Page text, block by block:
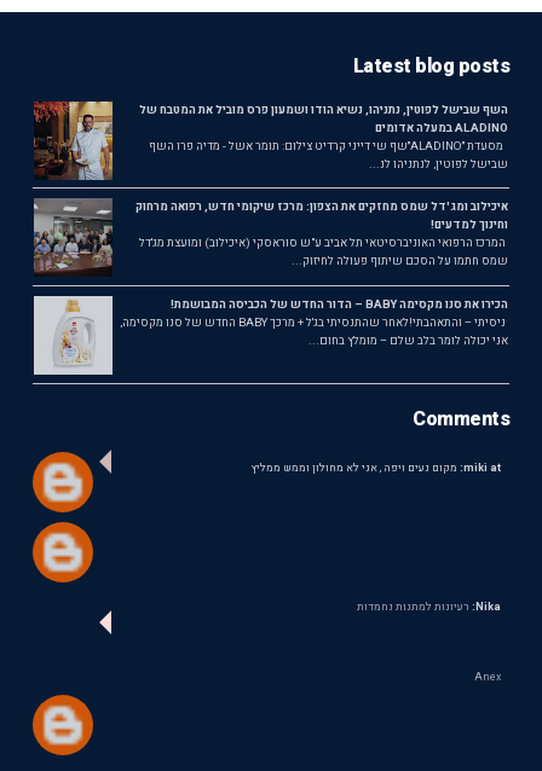
Latest blog posts
השף שבישל לפוטין, נתניהו, נשיא הודו ושמעון פרס מוביל את המטבח של
ALADINO במעלה אדומים
מסעדת ״ALADINO״שף שי דייני קרדיט צילום: תומר אשל - מדיה פרו השף
שבישל לפוטין, לנתניהו לנ...
איכילוב ומג'דל שמס מחזקים את הצפון: מרכז שיקומי חדש, רפואה מרחוק
וחינוך למדעים!
המרכז הרפואי האוניברסיטאי תל אביב ע"ש סוראסקי (איכילוב) ומועצת מג'דל
שמס חתמו על הסכם שיתוף פעולה לחיזוק...
הכירו את סנו מקסימה BABY – הדור החדש של הכביסה המבושמת!
ניסיתי – והתאהבתי!לאחר שהתנסיתי בג'ל + מרכך BABY החדש של סנו מקסימה,
אני יכולה לומר בלב שלם – מומלץ בחום...
Comments
miki at: מקום נעים ויפה , אני לא מחולון וממש ממליץ
Nika: רעיונות למתנות נחמדות
Anex